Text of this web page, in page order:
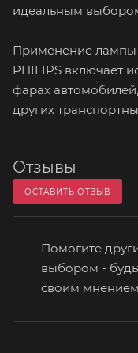
идеальным
Применение лампы
PHILIPS включает
фарах
других
Отзывы
ОСТАВИТЬ ОТЗЫВ
Помогите
выбором -
своим